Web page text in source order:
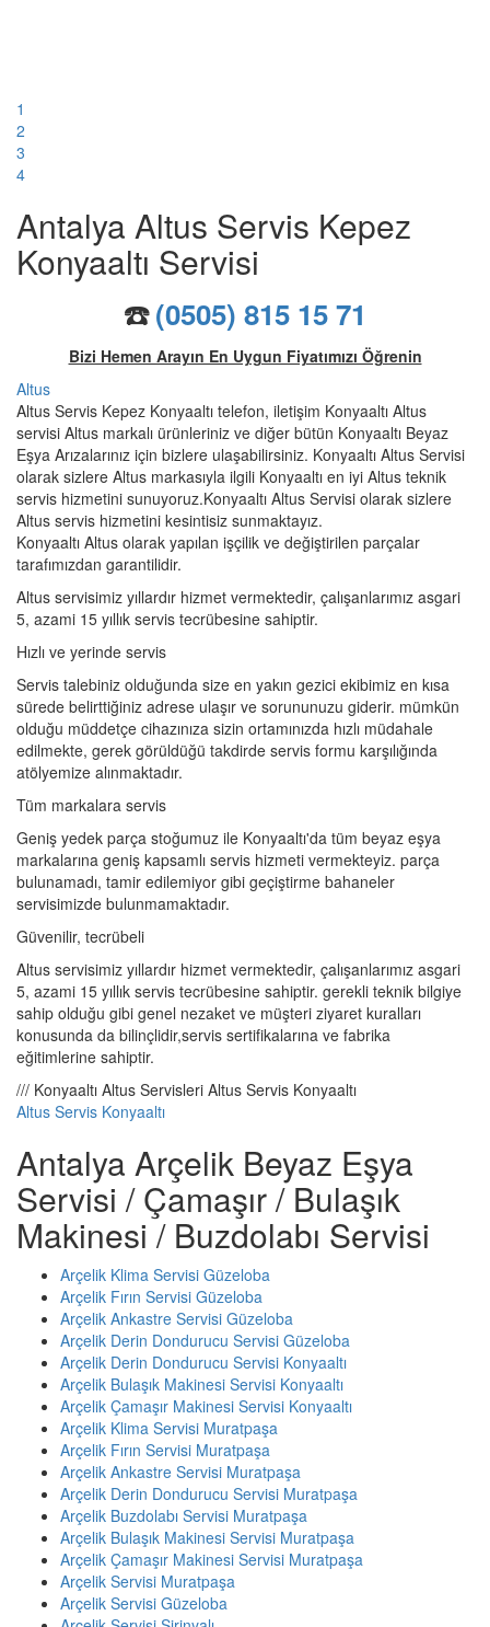
1
2
3
4
Antalya Altus Servis Kepez
Konyaaltı Servisi
☎️(0505) 815 15 71
Bizi Hemen Arayın En Uygun Fiyatımızı Öğrenin
Altus
Altus Servis Kepez Konyaaltı telefon, iletişim Konyaaltı Altus
servisi Altus markalı ürünleriniz ve diğer bütün Konyaaltı Beyaz
Eşya Arızalarınız için bizlere ulaşabilirsiniz. Konyaaltı Altus Servisi
olarak sizlere Altus markasıyla ilgili Konyaaltı en iyi Altus teknik
servis hizmetini sunuyoruz.Konyaaltı Altus Servisi olarak sizlere
Altus servis hizmetini kesintisiz sunmaktayız.
Konyaaltı Altus olarak yapılan işçilik ve değiştirilen parçalar
tarafımızdan garantilidir.
Altus servisimiz yıllardır hizmet vermektedir, çalışanlarımız asgari
5, azami 15 yıllık servis tecrübesine sahiptir.
Hızlı ve yerinde servis
Servis talebiniz olduğunda size en yakın gezici ekibimiz en kısa
sürede belirttiğiniz adrese ulaşır ve sorununuzu giderir. mümkün
olduğu müddetçe cihazınıza sizin ortamınızda hızlı müdahale
edilmekte, gerek görüldüğü takdirde servis formu karşılığında
atölyemize alınmaktadır.
Tüm markalara servis
Geniş yedek parça stoğumuz ile Konyaaltı'da tüm beyaz eşya
markalarına geniş kapsamlı servis hizmeti vermekteyiz. parça
bulunamadı, tamir edilemiyor gibi geçiştirme bahaneler
servisimizde bulunmamaktadır.
Güvenilir, tecrübeli
Altus servisimiz yıllardır hizmet vermektedir, çalışanlarımız asgari
5, azami 15 yıllık servis tecrübesine sahiptir. gerekli teknik bilgiye
sahip olduğu gibi genel nezaket ve müşteri ziyaret kuralları
konusunda da bilinçlidir,servis sertifikalarına ve fabrika
eğitimlerine sahiptir.
/// Konyaaltı Altus Servisleri Altus Servis Konyaaltı
Altus Servis Konyaaltı
Antalya Arçelik Beyaz Eşya
Servisi / Çamaşır / Bulaşık
Makinesi / Buzdolabı Servisi
Arçelik Klima Servisi Güzeloba
Arçelik Fırın Servisi Güzeloba
Arçelik Ankastre Servisi Güzeloba
Arçelik Derin Dondurucu Servisi Güzeloba
Arçelik Derin Dondurucu Servisi Konyaaltı
Arçelik Bulaşık Makinesi Servisi Konyaaltı
Arçelik Çamaşır Makinesi Servisi Konyaaltı
Arçelik Klima Servisi Muratpaşa
Arçelik Fırın Servisi Muratpaşa
Arçelik Ankastre Servisi Muratpaşa
Arçelik Derin Dondurucu Servisi Muratpaşa
Arçelik Buzdolabı Servisi Muratpaşa
Arçelik Bulaşık Makinesi Servisi Muratpaşa
Arçelik Çamaşır Makinesi Servisi Muratpaşa
Arçelik Servisi Muratpaşa
Arçelik Servisi Güzeloba